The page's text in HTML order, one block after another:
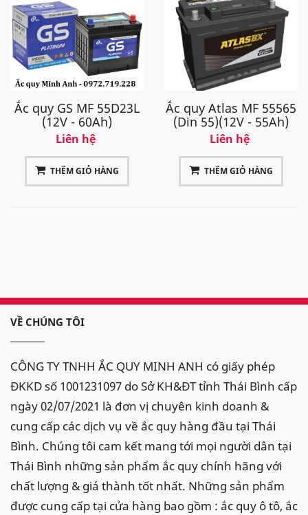
Ắc quy GS MF 55D23L
(12V - 60Ah)
Liên hệ
THÊM GIỎ HÀNG
Ắc quy Atlas MF 55565
(Din 55)(12V - 55Ah)
Liên hệ
THÊM GIỎ HÀNG
VỀ CHÚNG TÔI
CÔNG TY TNHH ẮC QUY MINH ANH có giấy phép
ĐKKD số 1001231097 do Sở KH&ĐT tỉnh Thái Bình cấp
ngày 02/07/2021 là đơn vị chuyên kinh doanh &
cung cấp các dịch vụ về ắc quy hàng đầu tại Thái
Bình. Chúng tôi cam kết mang tới mọi người dân tại
Thái Bình những sản phẩm ắc quy chính hãng với
chất lượng & giá thành tốt nhất. Những sản phẩm
được cung cấp tại cửa hàng bao gồm : ắc quy ô tô, ắc